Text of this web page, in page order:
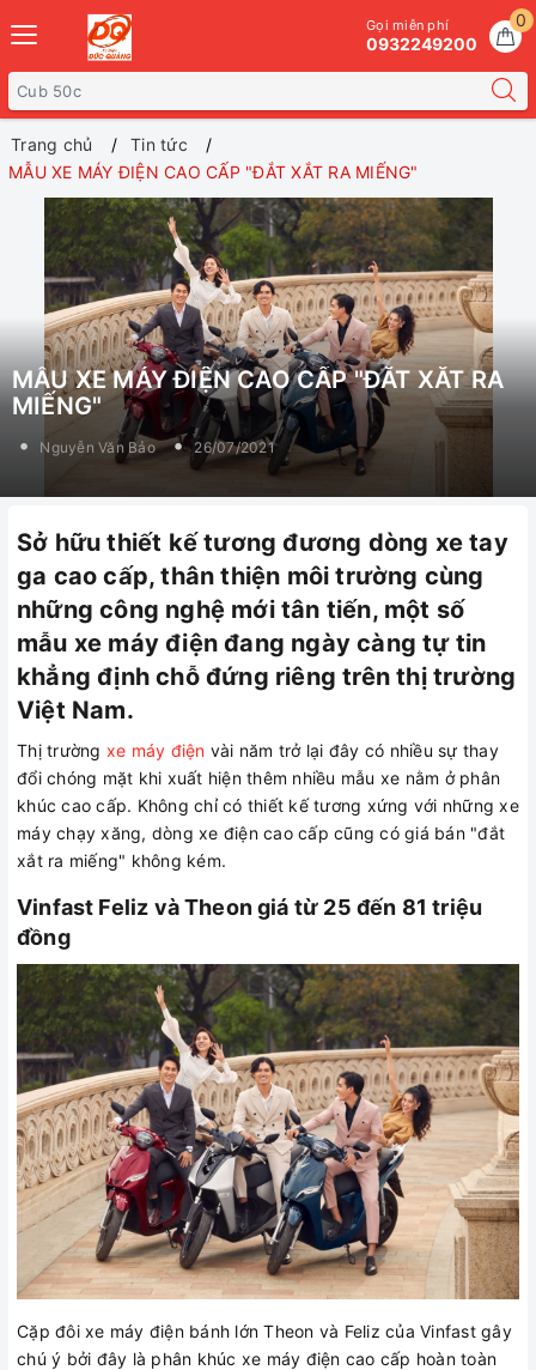
0
Gọi miễn phí
0932249200
Trang chủ
Tin tức
MẪU XE MÁY ĐIỆN CAO CẤP "ĐẮT XẮT RA MIẾNG"
MẪU XE MÁY ĐIỆN CAO CẤP "ĐẮT XẮT RA
MIẾNG"
Nguyễn Văn Bảo 26/07/2021
Sở hữu thiết kế tương đương dòng xe tay
ga cao cấp, thân thiện môi trường cùng
những công nghệ mới tân tiến, một số
mẫu xe máy điện đang ngày càng tự tin
khẳng định chỗ đứng riêng trên thị trường
Việt Nam.
Thị trường xe máy điện vài năm trở lại đây có nhiều sự thay
đổi chóng mặt khi xuất hiện thêm nhiều mẫu xe nằm ở phân
khúc cao cấp. Không chỉ có thiết kế tương xứng với những xe
máy chạy xăng, dòng xe điện cao cấp cũng có giá bán "đắt
xắt ra miếng" không kém.
Vinfast Feliz và Theon giá từ 25 đến 81 triệu
đồng
Cặp đôi xe máy điện bánh lớn Theon và Feliz của Vinfast gây
chú ý bởi đây là phân khúc xe máy điện cao cấp hoàn toàn